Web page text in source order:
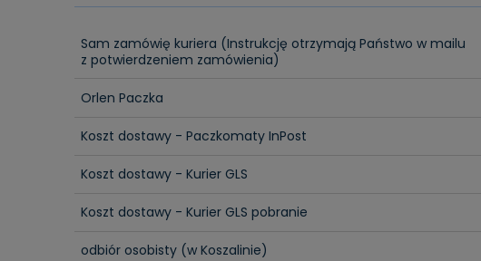
kosztów płatności
Sam zamówię kuriera (Instrukcję otrzymają Państwo w mailu
z potwierdzeniem zamówienia)
Orlen Paczka
Koszt dostawy - Paczkomaty InPost
Koszt dostawy - Kurier GLS
Koszt dostawy - Kurier GLS pobranie
odbiór osobisty (w Koszalinie)